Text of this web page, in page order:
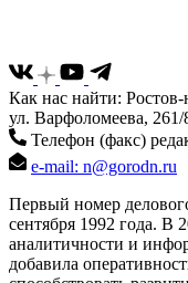
Как нас найти:
ул. Варфоломеева,
Телефон (факс)
e-mail: n@gorodn.ru
Первый номер
сентября 1992 года. В
аналитичности и
добавила